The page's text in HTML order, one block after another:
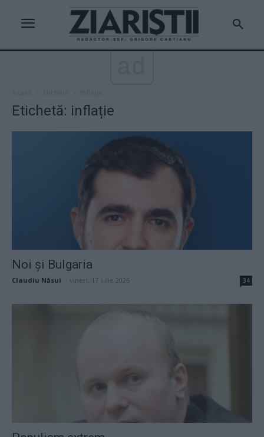
Etichetă: inflație
Noi și Bulgaria
Claudiu Năsui vineri, 17 iulie 2026 34